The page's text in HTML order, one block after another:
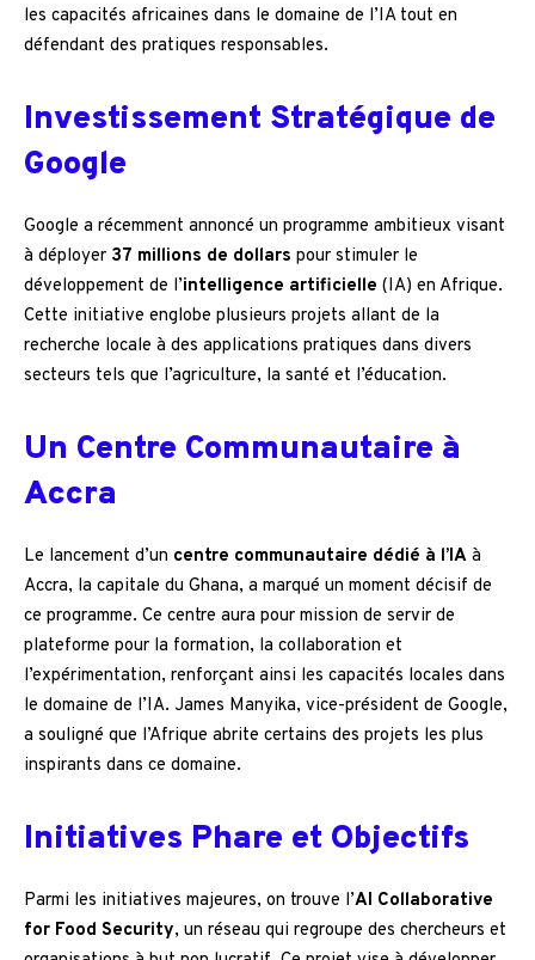
les capacités africaines dans le domaine de l’IA tout en
défendant des pratiques responsables.
Investissement Stratégique de
Google
Google a récemment annoncé un programme ambitieux visant
à déployer 37 millions de dollars pour stimuler le
développement de l’intelligence artificielle (IA) en Afrique.
Cette initiative englobe plusieurs projets allant de la
recherche locale à des applications pratiques dans divers
secteurs tels que l’agriculture, la santé et l’éducation.
Un Centre Communautaire à
Accra
Le lancement d’un centre communautaire dédié à l’IA à
Accra, la capitale du Ghana, a marqué un moment décisif de
ce programme. Ce centre aura pour mission de servir de
plateforme pour la formation, la collaboration et
l’expérimentation, renforçant ainsi les capacités locales dans
le domaine de l’IA. James Manyika, vice-président de Google,
a souligné que l’Afrique abrite certains des projets les plus
inspirants dans ce domaine.
Initiatives Phare et Objectifs
Parmi les initiatives majeures, on trouve l’AI Collaborative
for Food Security, un réseau qui regroupe des chercheurs et